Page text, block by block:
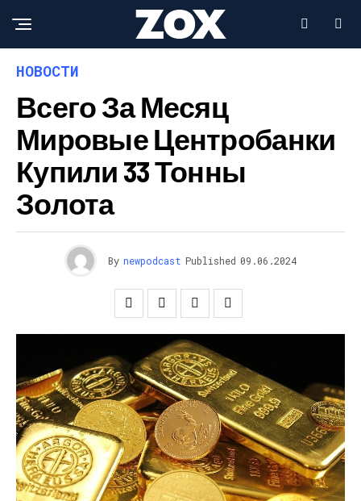
НОВОСТИ
Всего За Месяц
Мировые Центробанки
Купили 33 Тонны
Золота
By newpodcast Published 09.06.2024